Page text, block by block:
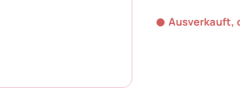
Ausverkauft,